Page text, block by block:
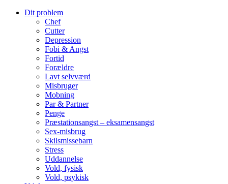
Dit problem
Chef
Cutter
Depression
Fobi & Angst
Fortid
Forældre
Lavt selvværd
Misbruger
Mobning
Par & Partner
Penge
Præstationsangst – eksamensangst
Sex-misbrug
Skilsmissebarn
Stress
Uddannelse
Vold, fysisk
Vold, psykisk